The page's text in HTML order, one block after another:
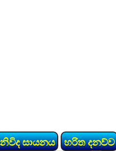
සායනය හරිත දනව්ව